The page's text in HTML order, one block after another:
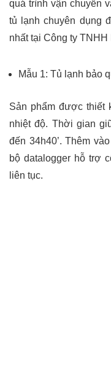
quá trình vận chuyển
tủ lạnh chuyên dụng
nhất tại Công ty
Mẫu 1: Tủ lạnh bảo
Sản phẩm được thiết
nhiệt độ. Thời gian
đến 34h40’. Thêm
bộ datalogger hỗ trợ
liên tục.